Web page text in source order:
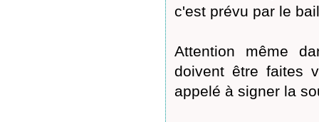
c'est prévu par le
Attention même
doivent être faites
appelé à signer la